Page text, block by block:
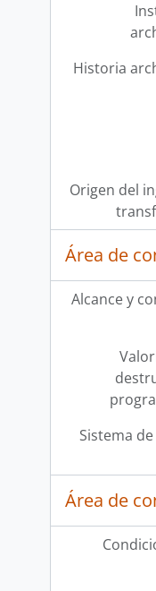
Historia
Origen del
Área de
Alcance y
Sistema
Área de